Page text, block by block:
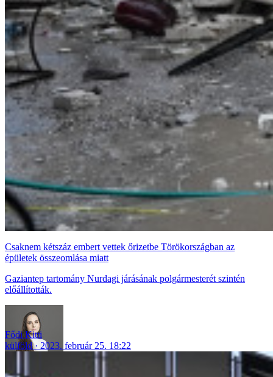
Csaknem kétszáz embert vettek őrizetbe Törökországban az
épületek összeomlása miatt
Gaziantep tartomány Nurdagi járásának polgármesterét szintén
előállították.
Fődi Kitti
külföld
2023. február 25. 18:22